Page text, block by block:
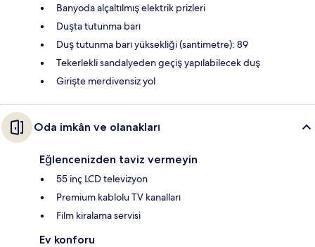
Banyoda alçaltılmış elektrik prizleri
Duşta tutunma barı
Duş tutunma barı yüksekliği (santimetre): 89
Tekerlekli sandalyeden geçiş yapılabilecek duş
Girişte merdivensiz yol
Oda imkân ve olanakları
Eğlencenizden taviz vermeyin
55 inç LCD televizyon
Premium kablolu TV kanalları
Film kiralama servisi
Ev konforu